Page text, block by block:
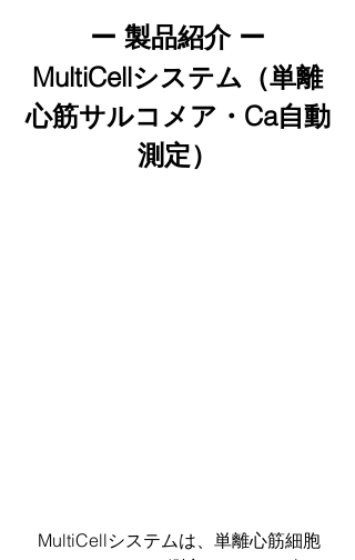
ー 製品紹介 ー
MultiCellシステム（単離
心筋サルコメア・Ca自動
測定）
MultiCellシステムは、単離心筋細胞